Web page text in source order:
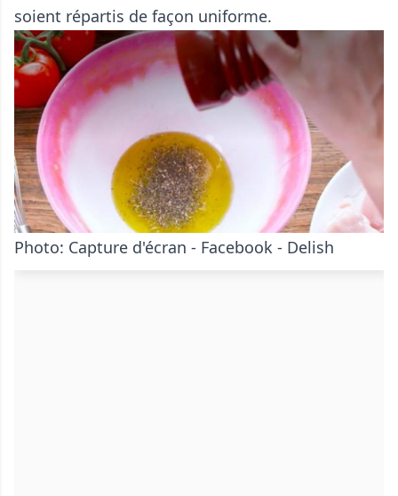
soient répartis de façon uniforme.
Photo: Capture d'écran - Facebook - Delish